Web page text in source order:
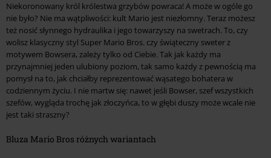
Niekoronowany król królestwa grzybów powraca! A może w ogóle go
nie było? Nie ma wątpliwości: kult Mario jest niezłomny. Teraz możesz
też nosić słynnego hydraulika i jego towarzyszy na swetrach. To, czy
wolisz klasyczny styl Super Mario Bros. czy świąteczny sweter z
motywem Bowsera, zależy tylko od Ciebie. Tak jak każdy ma
przynajmniej jeden ulubiony poziom, tak samo każdy z pewnością ma
pomysł na to, jak chciałby reprezentować wąsatego bohatera w
codziennym życiu. I nie martw się: nawet jeśli Bowser, szef wszystkich
szefów, wygląda trochę jak złoczyńca, to w głębi duszy może wcale nie
jest taki straszny?
Bluza Mario Bros różnych wariantach